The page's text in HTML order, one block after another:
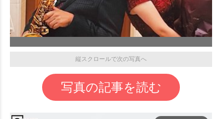
縦スクロールで次の写真へ
写真の記事を読む